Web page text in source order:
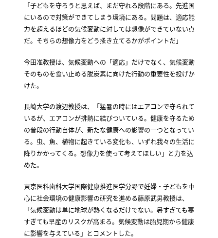
「子どもを守ろうと思えば、まだ守れる段階にある。先進国
にいるので対策ができてしまう環境にある。問題は、適応能
力を超えるほどの気候変動に対しては想像ができていない点
だ。そちらの想像力をどう搔き立てるかがポイントだ」
今田准教授は、気候変動への「適応」だけでなく、気候変動
そのものを食い止める脱炭素に向けた行動の重要性を投げか
けた。
長崎大学の渡辺教授は、「猛暑の時にはエアコンで守られて
いるが、エアコンが排熱に結びついている。健康を守るため
の普段の行動自体が、新たな健康への影響の一つとなってい
る。虫、魚、植物に起きている変化も、いずれ我々の生活に
降りかかってくる。想像力を使って考えてほしい」と力を込
めた。
東京医科歯科大学国際健康推進医学分野で妊婦・子どもを中
心に社会環境の健康影響の研究を進める藤原武男教授は、
「気候変動は単に地球が熱くなるだけでない。暑すぎても寒
すぎても早産のリスクが高まる。気候変動は胎児期から健康
に影響を与えている」とコメントした。